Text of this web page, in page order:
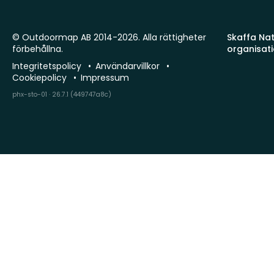
Skaffa
© Outdoormap AB 2014-2026. Alla rättigheter
förbehållna.
Integritetspolicy
Användarvillkor
Cookiepolicy
Impressum
phx-sto-01 · 26.7.1 (449747a8c)